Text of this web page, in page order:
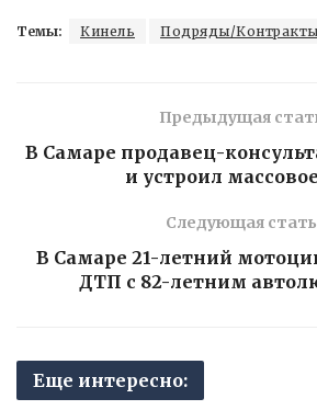
Темы: Кинель Подряды/Контракты
Предыдущая
В Самаре продавец-
и устроил
Следующая
В Самаре 21-летний
ДТП с 82-летним
Еще интересно: